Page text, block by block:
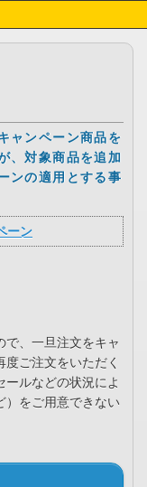
ャンペーン商品を
、対象商品を追加
ンの適用とする事
ーン
で、一旦注文をキャ
ご注文をいただく
ルなどの状況によ
）をご用意できない